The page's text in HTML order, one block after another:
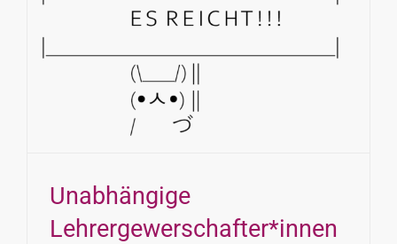
Unabhängige
Lehrergewerschafter*innen